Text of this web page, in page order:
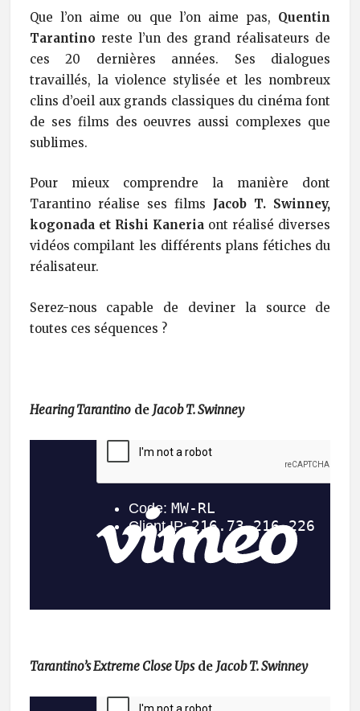
Que l’on aime ou que l’on aime pas, Quentin
Tarantino reste l’un des grand réalisateurs de
ces 20 dernières années. Ses dialogues
travaillés, la violence stylisée et les nombreux
clins d’oeil aux grands classiques du cinéma font
de ses films des oeuvres aussi complexes que
sublimes.
Pour mieux comprendre la manière dont
Tarantino réalise ses films Jacob T. Swinney,
kogonada et Rishi Kaneria ont réalisé diverses
vidéos compilant les différents plans fétiches du
réalisateur.
Serez-nous capable de deviner la source de
toutes ces séquences ?
Hearing Tarantinode Jacob T. Swinney
Tarantino’s Extreme Close Upsde Jacob T. Swinney